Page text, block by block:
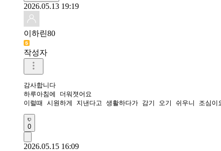
2026.05.13 19:19
이하린80
작성자
감사합니다
하루아침에 더워졋어요
이럴때 시원하게 지낸다고 생활하다가 감기 오기 쉬우니 조심이
0
2026.05.15 16:09